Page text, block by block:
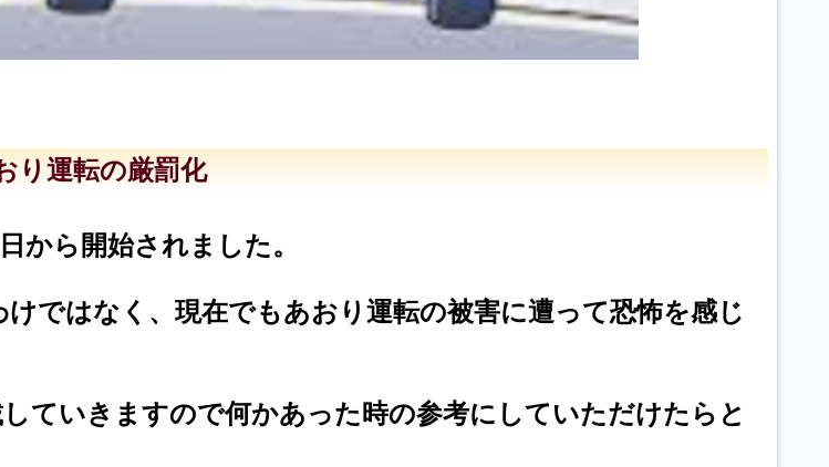
り運転の厳罰化
から開始されました。
ではなく、現在でもあおり運転の被害に遭って恐怖を感じ
ていきますので何かあった時の参考にしていただけたらと